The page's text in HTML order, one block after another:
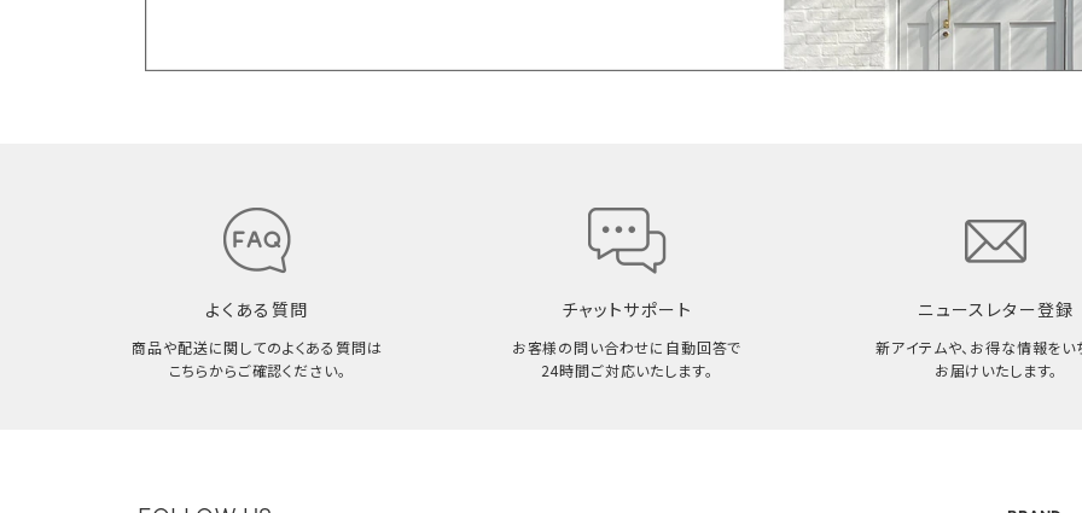
よくある質問
商品や配送に関してのよくある質問は
こちらからご確認ください。
チャットサポート
お客様の問い合わせに自動回答で
24時間ご対応いたします。
ニュースレター登録
新アイテムや、お得な情報をい
お届けいたします。